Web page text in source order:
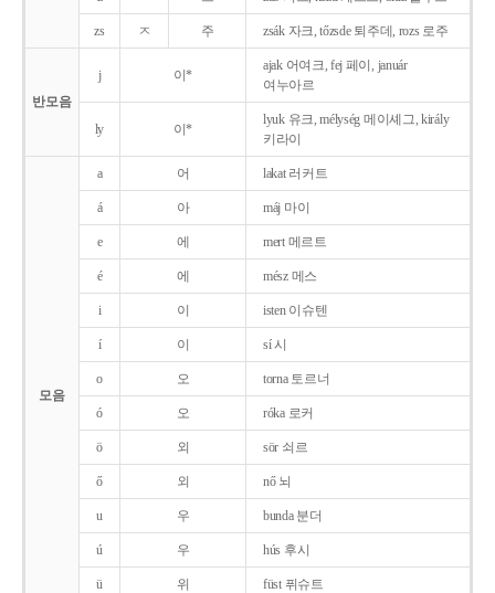
zs ㅈ 주 zsák 자크, tőzsde 퇴주데, rozs 로주
반모음
j 이*
ajak 어여크, fej 페이, január
여누아르
ly 이*
lyuk 유크, mélység 메이셰그, király
키라이
모음
a 어 lakat 러커트
á 아 máj 마이
e 에 mert 메르트
é 에 mész 메스
i 이 isten 이슈텐
í 이 sí 시
o 오 torna 토르너
ó 오 róka 로커
ö 외 sör 쇠르
ő 외 nő 뇌
u 우 bunda 분더
ú 우 hús 후시
ü 위 füst 퓌슈트